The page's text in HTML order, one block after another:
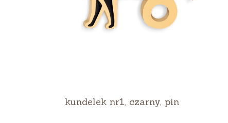
kundelek nr1, czarny, pin